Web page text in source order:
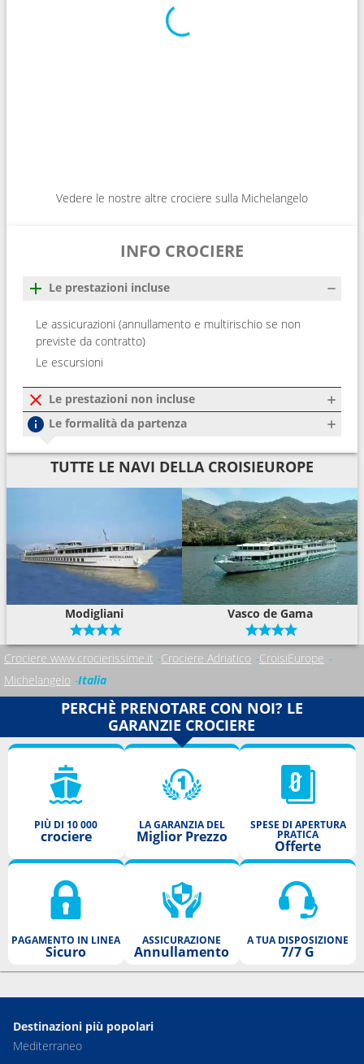
Vedere le nostre altre crociere sulla Michelangelo
INFO CROCIERE
Le prestazioni incluse
Le assicurazioni (annullamento e multirischio se non
previste da contratto)
Le escursioni
Le prestazioni non incluse
Le formalità da partenza
TUTTE LE NAVI DELLA CROISIEUROPE
Modigliani Vasco de Gama
Crociere www.crocierissime.it Crociere Adriatico CroisiEurope
Michelangelo Italia
PERCHÈ PRENOTARE CON NOI? LE
GARANZIE CROCIERE
PIÙ DI 10 000
crociere
LA GARANZIA DEL
Miglior Prezzo
SPESE DI APERTURA
PRATICA
Offerte
PAGAMENTO IN LINEA
Sicuro
ASSICURAZIONE
Annullamento
A TUA DISPOSIZIONE
7/7 G
Destinazioni più popolari
Mediterraneo